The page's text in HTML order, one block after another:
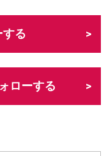
する
ローする